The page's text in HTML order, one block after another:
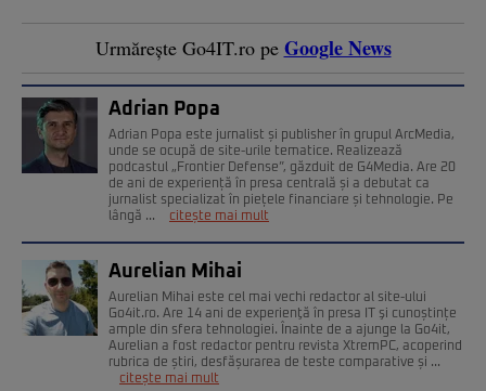
Urmărește Go4IT.ro pe Google News
Adrian Popa
Adrian Popa este jurnalist și publisher în grupul ArcMedia,
unde se ocupă de site-urile tematice. Realizează
podcastul „Frontier Defense”, găzduit de G4Media. Are 20
de ani de experiență în presa centrală și a debutat ca
jurnalist specializat în piețele financiare și tehnologie. Pe
lângă ...
citește mai mult
Aurelian Mihai
Aurelian Mihai este cel mai vechi redactor al site-ului
Go4it.ro. Are 14 ani de experienţă în presa IT şi cunoștințe
ample din sfera tehnologiei. Înainte de a ajunge la Go4it,
Aurelian a fost redactor pentru revista XtremPC, acoperind
rubrica de știri, desfășurarea de teste comparative și ...
citește mai mult